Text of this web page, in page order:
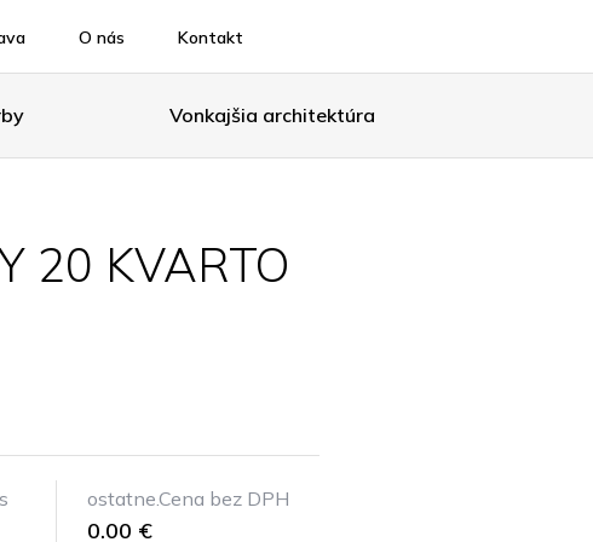
O nás Kontakt
Vonkajšia architektúra
20 KVARTO
ostatne.Cena bez DPH
0.00 €